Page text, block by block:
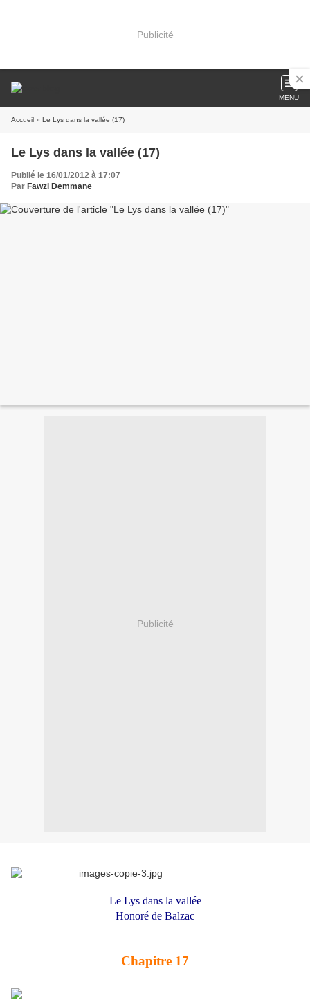
Publicité
MENU
Accueil » Le Lys dans la vallée (17)
Le Lys dans la vallée (17)
Publié le 16/01/2012 à 17:07
Par Fawzi Demmane
Publicité
Le Lys dans la vallée
Honoré de Balzac
Chapitre 17